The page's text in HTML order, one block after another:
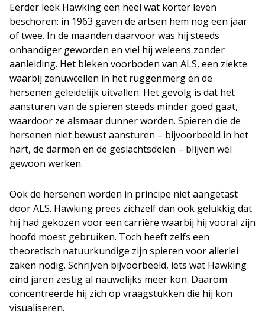
Eerder leek Hawking een heel wat korter leven
beschoren: in 1963 gaven de artsen hem nog een jaar
of twee. In de maanden daarvoor was hij steeds
onhandiger geworden en viel hij weleens zonder
aanleiding. Het bleken voorboden van ALS, een ziekte
waarbij zenuwcellen in het ruggenmerg en de
hersenen geleidelijk uitvallen. Het gevolg is dat het
aansturen van de spieren steeds minder goed gaat,
waardoor ze alsmaar dunner worden. Spieren die de
hersenen niet bewust aansturen – bijvoorbeeld in het
hart, de darmen en de geslachtsdelen – blijven wel
gewoon werken.
Ook de hersenen worden in principe niet aangetast
door ALS. Hawking prees zichzelf dan ook gelukkig dat
hij had gekozen voor een carrière waarbij hij vooral zijn
hoofd moest gebruiken. Toch heeft zelfs een
theoretisch natuurkundige zijn spieren voor allerlei
zaken nodig. Schrijven bijvoorbeeld, iets wat Hawking
eind jaren zestig al nauwelijks meer kon. Daarom
concentreerde hij zich op vraagstukken die hij kon
visualiseren.